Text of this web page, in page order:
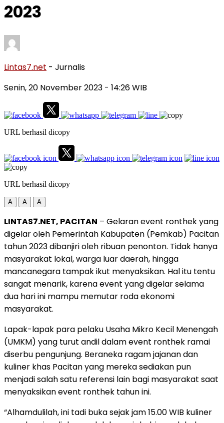
2023
Lintas7.net - Jurnalis
Senin, 20 November 2023 - 14:26 WIB
URL berhasil dicopy
URL berhasil dicopy
A A A
LINTAS7.NET, PACITAN – Gelaran event ronthek yang
digelar oleh Pemerintah Kabupaten (Pemkab) Pacitan⁩
tahun 2023 dibanjiri oleh ribuan penonton. Tidak hanya
masyarakat lokal, warga luar daerah, hingga
mancanegara tampak ikut menyaksikan. Hal itu tentu
sangat menarik, karena event yang digelar selama
dua hari ini mampu memutar roda ekonomi
masyarakat.
Lapak-lapak para pelaku Usaha Mikro Kecil Menengah
(UMKM) yang turut andil dalam event ronthek ramai
diserbu pengunjung. Beraneka ragam jajanan dan
kuliner khas Pacitan yang mereka sediakan pun
menjadi salah satu referensi lain bagi masyarakat saat
menyaksikan event ronthek tahun ini.
“Alhamdulilah, ini tadi buka sejak jam 15.00 WIB kuliner